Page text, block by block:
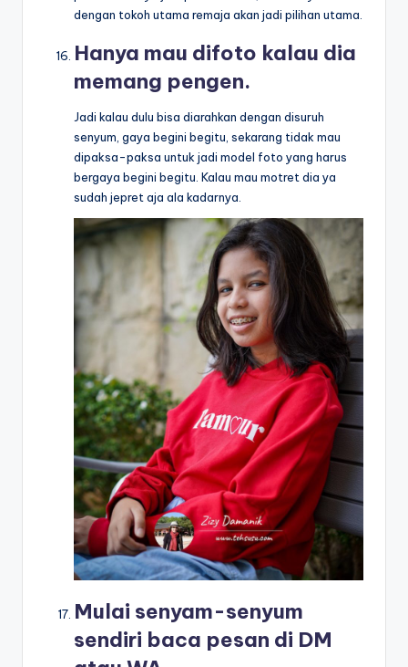
dengan tokoh utama remaja akan jadi pilihan utama.
Hanya mau difoto kalau dia
memang pengen.
Jadi kalau dulu bisa diarahkan dengan disuruh
senyum, gaya begini begitu, sekarang tidak mau
dipaksa-paksa untuk jadi model foto yang harus
bergaya begini begitu. Kalau mau motret dia ya
sudah jepret aja ala kadarnya.
Mulai senyam-senyum
sendiri baca pesan di DM